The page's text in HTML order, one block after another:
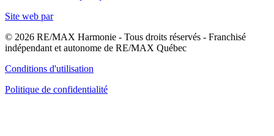
Site web par
© 2026 RE/MAX Harmonie - Tous droits réservés - Franchisé
indépendant et autonome de RE/MAX Québec
Conditions d'utilisation
Politique de confidentialité